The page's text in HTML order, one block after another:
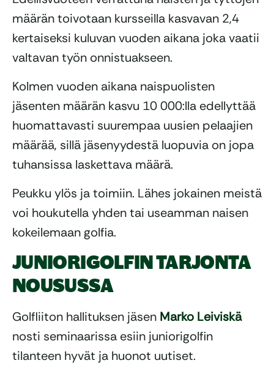
määrän toivotaan kursseilla kasvavan 2,4
kertaiseksi kuluvan vuoden aikana joka vaatii
valtavan työn onnistuakseen.
Kolmen vuoden aikana naispuolisten
jäsenten määrän kasvu 10 000:lla edellyttää
huomattavasti suurempaa uusien pelaajien
määrää, sillä jäsenyydestä luopuvia on jopa
tuhansissa laskettava määrä.
Peukku ylös ja toimiin. Lähes jokainen meistä
voi houkutella yhden tai useamman naisen
kokeilemaan golfia.
JUNIORIGOLFIN TARJONTA
NOUSUSSA
Golfliiton hallituksen jäsen Marko Leiviskä
nosti seminaarissa esiin juniorigolfin
tilanteen hyvät ja huonot uutiset.